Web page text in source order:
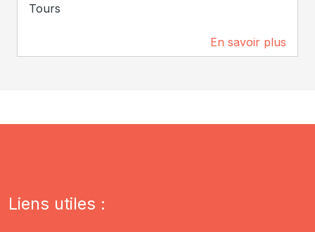
Tours
En savoir plus
Liens utiles :